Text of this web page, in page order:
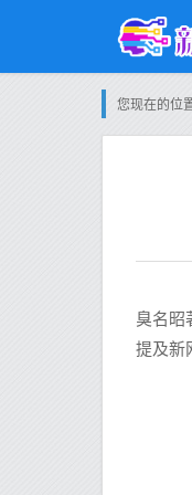
您现在的位
臭名昭
提及新